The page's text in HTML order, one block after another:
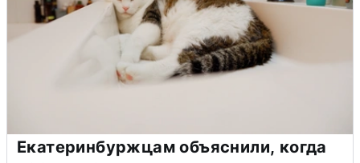
Екатеринбуржцам объяснили, когда